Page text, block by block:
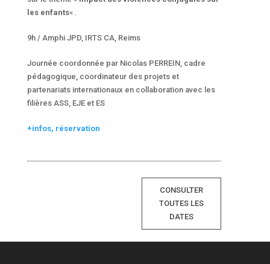
les enfants« .
9h / Amphi JPD, IRTS CA, Reims
Journée coordonnée par Nicolas PERREIN, cadre
pédagogique, coordinateur des projets et
partenariats internationaux en collaboration avec les
filières ASS, EJE et ES
+infos, réservation
CONSULTER
TOUTES LES
DATES